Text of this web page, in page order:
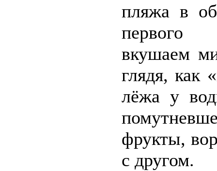
пляжа в
первого
вкушаем
глядя, как
лёжа у
фрукты,
с другом.